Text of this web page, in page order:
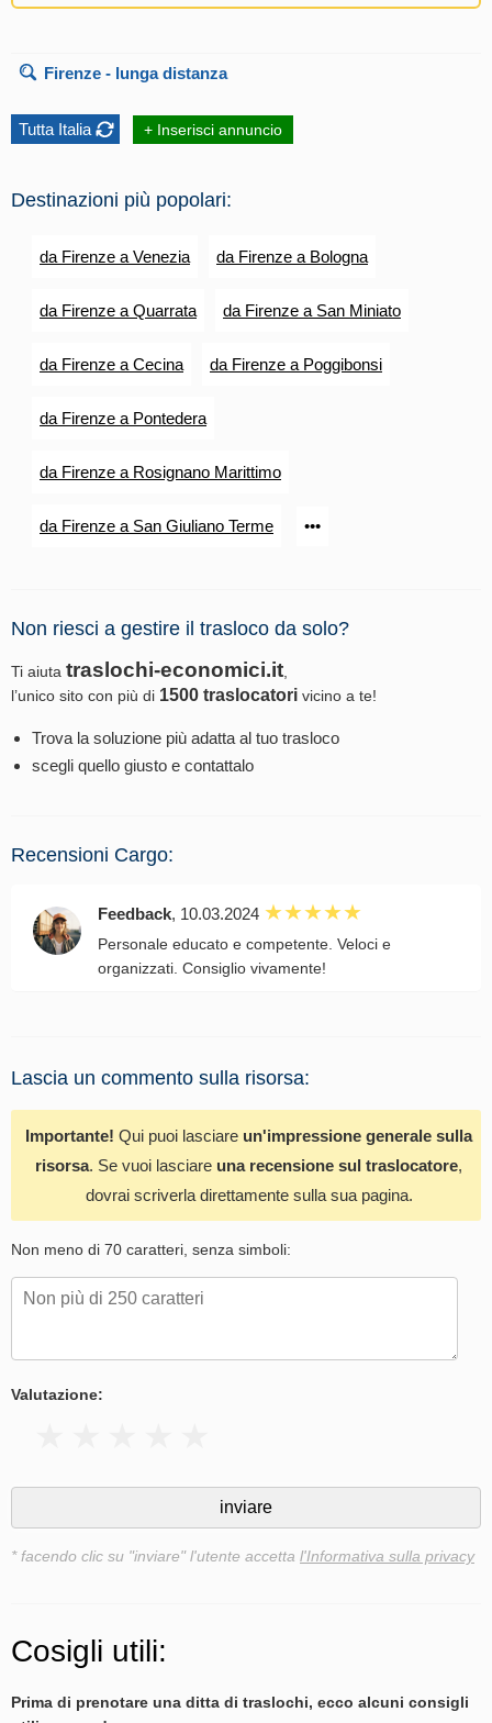
Firenze - lunga distanza
Tutta Italia + Inserisci annuncio
Destinazioni più popolari:
da Firenze a Venezia da Firenze a Bologna
da Firenze a Quarrata da Firenze a San Miniato
da Firenze a Cecina da Firenze a Poggibonsi
da Firenze a Pontedera
da Firenze a Rosignano Marittimo
da Firenze a San Giuliano Terme •••
Non riesci a gestire il trasloco da solo?
Ti aiuta traslochi-economici.it
l’unico sito con più di 1500 traslocatori vicino a te!
Trova la soluzione più adatta al tuo trasloco
scegli quello giusto e contattalo
Recensioni Cargo:
Feedback, 10.03.2024
Personale educato e competente. Veloci e
organizzati. Consiglio vivamente!
Lascia un commento sulla risorsa:
Importante! Qui puoi lasciare un'impressione generale sulla
risorsa. Se vuoi lasciare una recensione sul traslocatore,
dovrai scriverla direttamente sulla sua pagina.
Non meno di 70 caratteri, senza simboli:
Valutazione:
* facendo clic su "inviare" l'utente accetta l'Informativa sulla privacy
Cosigli utili:
Prima di prenotare una ditta di traslochi, ecco alcuni consigli